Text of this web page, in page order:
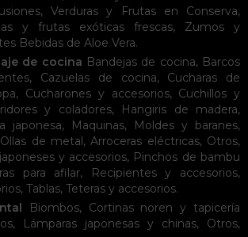
, Verduras y Frutas en Conserva,
y frutas exóticas frescas, Zumos y
Bebidas de Aloe Vera.
de cocina Bandejas de cocina, Barcos
, Cazuelas de cocina, Cucharas de
, Cucharones y accesorios, Cuchillos y
y coladores, Hangiris de madera,
japonesa, Maquinas, Moldes y baranes,
Ollas de metal,Arroceras eléctricas, Otros,
y accesorios, Pinchos de bambu
para afilar, Recipientes y accesorios,
, Tablas, Teteras y accesorios.
Biombos, Cortinas noren y tapicería
, Lámparas japonesas y chinas, Otros,